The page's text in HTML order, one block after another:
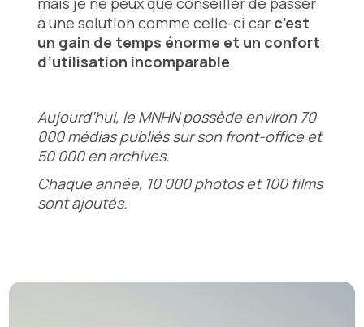
à une solution comme celle-ci car c’est
un gain de temps énorme et un confort
d’utilisation incomparable.
Aujourd’hui, le MNHN possède environ 70
000 médias publiés sur son front-office et
50 000 en archives.
Chaque année, 10 000 photos et 100 films
sont ajoutés.